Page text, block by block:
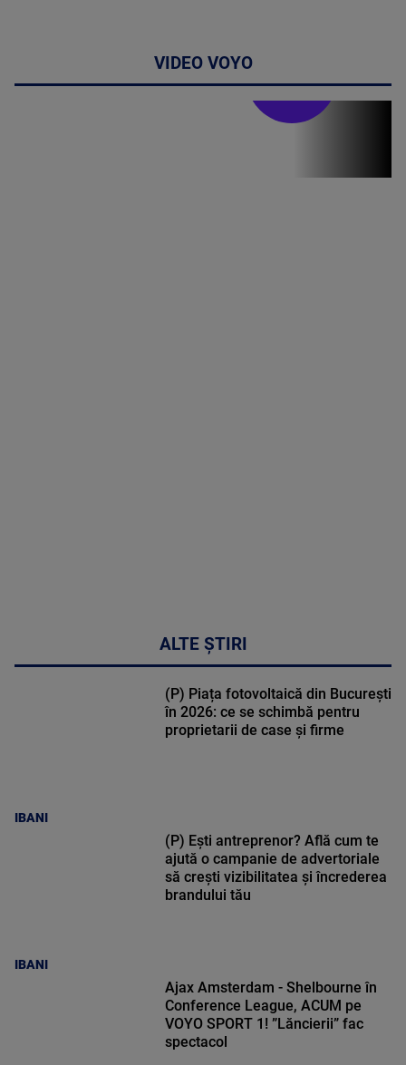
VIDEO VOYO
ALTE ȘTIRI
IBANI
(P) Piața fotovoltaică din București
în 2026: ce se schimbă pentru
proprietarii de case și firme
IBANI
(P) Ești antreprenor? Află cum te
ajută o campanie de advertoriale
să crești vizibilitatea și încrederea
brandului tău
Ajax Amsterdam - Shelbourne în
Conference League, ACUM pe
VOYO SPORT 1! ”Lăncierii” fac
spectacol